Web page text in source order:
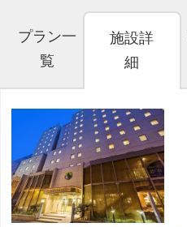
プラン一
覧
施設詳
細